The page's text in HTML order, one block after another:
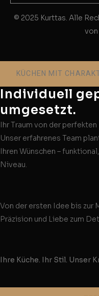
© 2025 Kurttas. Alle
von
KÜCHEN MIT
Individuell
umgesetzt.
Ihr Traum von der
Unser erfahrenes Team
Ihren Wünschen –
Niveau.
Von der ersten Idee bis zur
Präzision und Liebe zum
Ihre Küche. Ihr Stil. Unser